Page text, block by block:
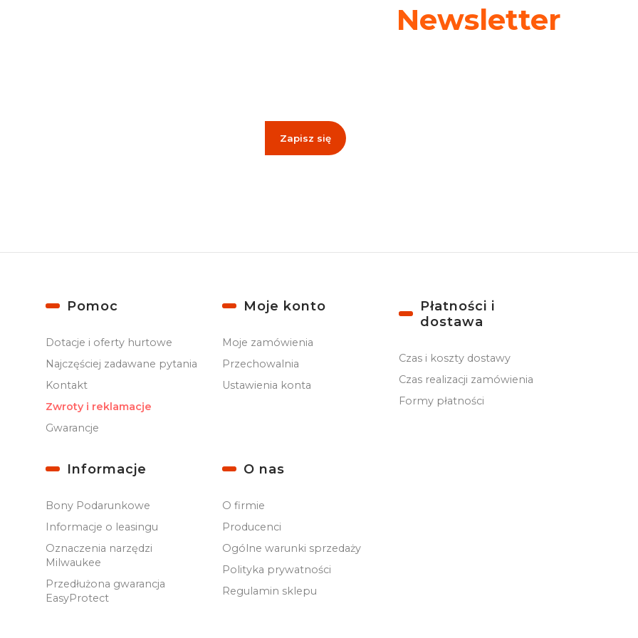
Newsletter
Zapisz się
Linki w stopce
Pomoc
Dotacje i oferty hurtowe
Najczęściej zadawane pytania
Kontakt
Zwroty i reklamacje
Gwarancje
Moje konto
Moje zamówienia
Przechowalnia
Ustawienia konta
Płatności i
dostawa
Czas i koszty dostawy
Czas realizacji zamówienia
Formy płatności
Informacje
Bony Podarunkowe
Informacje o leasingu
Oznaczenia narzędzi
Milwaukee
Przedłużona gwarancja
EasyProtect
O nas
O firmie
Producenci
Ogólne warunki sprzedaży
Polityka prywatności
Regulamin sklepu